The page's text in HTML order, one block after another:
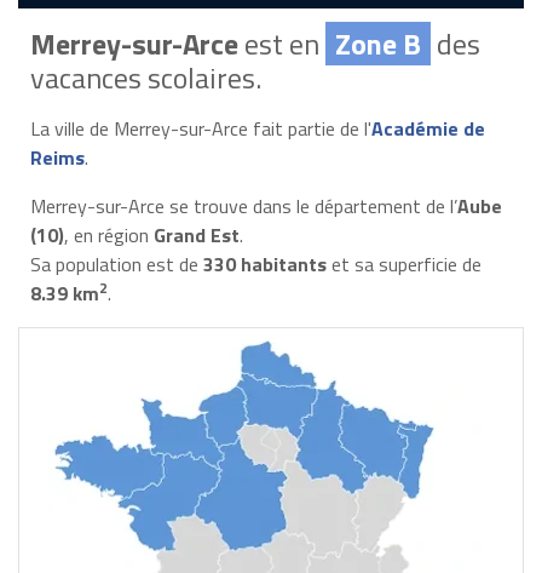
Merrey-sur-Arceest en Zone B des
vacances scolaires.
La ville de Merrey-sur-Arce fait partie de l'Académie de
Reims.
Merrey-sur-Arce se trouve dans le département de l’Aube
(10), en région Grand Est.
Sa population est de 330 habitantset sa superficie de
8.39 km2.